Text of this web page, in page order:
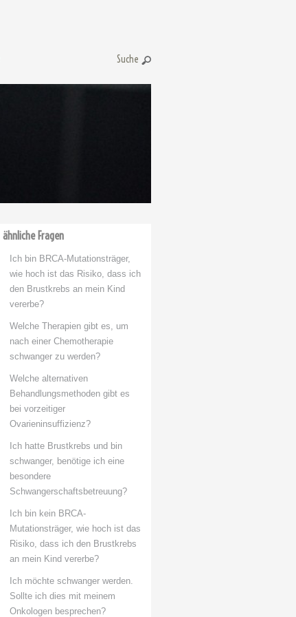
Suche:
ähnliche Fragen
Ich bin BRCA-Mutationsträger,
wie hoch ist das Risiko, dass ich
den Brustkrebs an mein Kind
vererbe?
Welche Therapien gibt es, um
nach einer Chemotherapie
schwanger zu werden?
Welche alternativen
Behandlungsmethoden gibt es
bei vorzeitiger
Ovarieninsuffizienz?
Ich hatte Brustkrebs und bin
schwanger, benötige ich eine
besondere
Schwangerschaftsbetreuung?
Ich bin kein BRCA-
Mutationsträger, wie hoch ist das
Risiko, dass ich den Brustkrebs
an mein Kind vererbe?
Ich möchte schwanger werden.
Sollte ich dies mit meinem
Onkologen besprechen?